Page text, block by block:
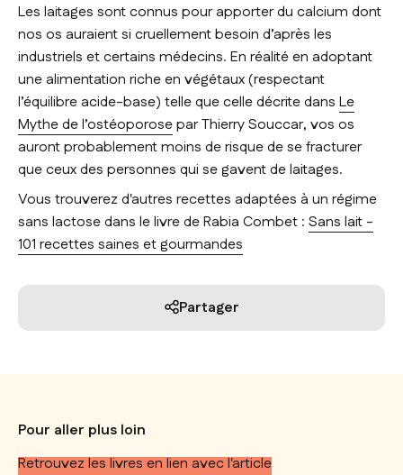
Les laitages sont connus pour apporter du calcium dont
nos os auraient si cruellement besoin d’après les
industriels et certains médecins. En réalité en adoptant
une alimentation riche en végétaux (respectant
l’équilibre acide-base) telle que celle décrite dans Le
Mythe de l’ostéoporosepar Thierry Souccar, vos os
auront probablement moins de risque de se fracturer
que ceux des personnes qui se gavent de laitages.
Vous trouverez d'autres recettes adaptées à un régime
sans lactose dans le livre de Rabia Combet : Sans lait -
101 recettes saines et gourmandes
Partager
Pour aller plus loin
Retrouvez les livres en lien avec l'article